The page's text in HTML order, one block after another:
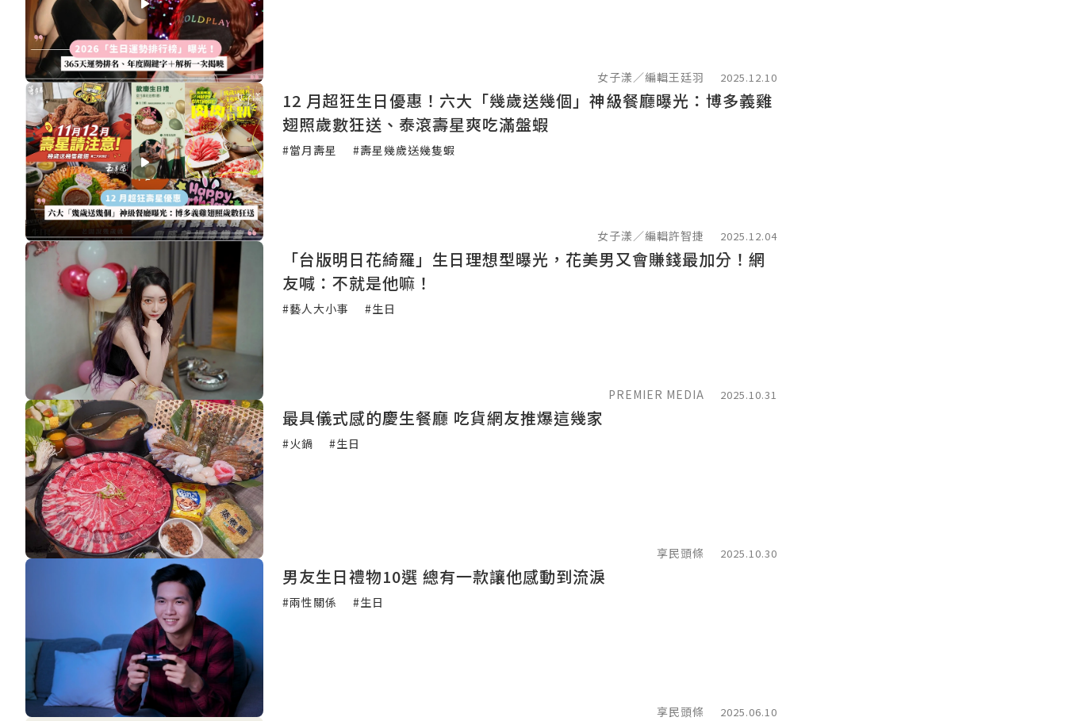
女子漾／編輯王廷羽 2025.12.10
12 月超狂生日優惠！六大「幾歲送幾個」神級餐廳曝光：博多義雞
翅照歲數狂送、泰滾壽星爽吃滿盤蝦
#當月壽星 #壽星幾歲送幾隻蝦
女子漾／編輯許智捷 2025.12.04
「台版明日花綺羅」生日理想型曝光，花美男又會賺錢最加分！網
友喊：不就是他嘛！
#藝人大小事 #生日
PREMIER MEDIA 2025.10.31
最具儀式感的慶生餐廳 吃貨網友推爆這幾家
#火鍋 #生日
享民頭條 2025.10.30
男友生日禮物10選 總有一款讓他感動到流淚
#兩性關係 #生日
享民頭條 2025.06.10